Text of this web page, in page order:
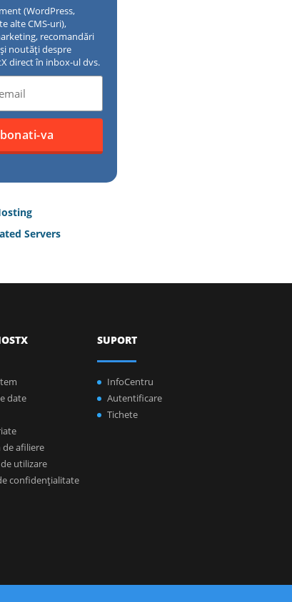
(WordPress,
alte CMS-uri),
recomandări
noutăți despre
direct în inbox-ul dvs.
Servers
date
de afiliere
utilizare
confidenţialitate
SUPORT
InfoCentru
Autentificare
Tichete